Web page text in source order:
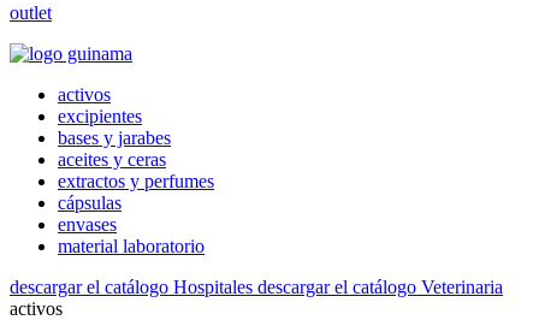
outlet
activos
excipientes
bases y jarabes
aceites y ceras
extractos y perfumes
cápsulas
envases
material laboratorio
descargar el catálogo Hospitales descargar el catálogo Veterinaria
activos